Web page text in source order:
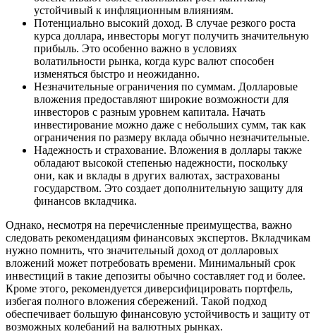
устойчивый к инфляционным влияниям.
Потенциально высокий доход. В случае резкого роста
курса доллара, инвесторы могут получить значительную
прибыль. Это особенно важно в условиях
волатильности рынка, когда курс валют способен
изменяться быстро и неожиданно.
Незначительные ограничения по суммам. Долларовые
вложения предоставляют широкие возможности для
инвесторов с разным уровнем капитала. Начать
инвестирование можно даже с небольших сумм, так как
ограничения по размеру вклада обычно незначительные.
Надежность и страхование. Вложения в доллары также
обладают высокой степенью надежности, поскольку
они, как и вклады в других валютах, застрахованы
государством. Это создает дополнительную защиту для
финансов вкладчика.
Однако, несмотря на перечисленные преимущества, важно
следовать рекомендациям финансовых экспертов. Вкладчикам
нужно помнить, что значительный доход от долларовых
вложений может потребовать времени. Минимальный срок
инвестиций в такие депозиты обычно составляет год и более.
Кроме этого, рекомендуется диверсифицировать портфель,
избегая полного вложения сбережений. Такой подход
обеспечивает большую финансовую устойчивость и защиту от
возможных колебаний на валютных рынках.